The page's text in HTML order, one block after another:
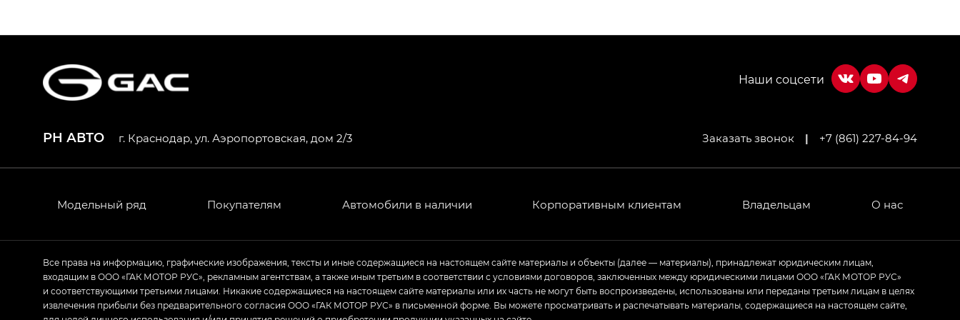
HYPTEC HT — Хайптек Эйч Ти (HYPTEC HT) в комплектации Экс ПРЕМИУМ — EX PREMIUM
GL
GS4 — Джи Эс 4 (GS4) в комплектациях Джи Би Передний привод — GB 2WD, Джи Би Полный привод — GB AWD, Джи Эль Полный привод —
Empow — Эмпау (Empow) в комплектации Джи Эс — GS, Джи Эль с элементы экстерьера в спортивном стиле — GL(S-Style)
РН АВТО г. Краснодар, ул. Аэропортовская, дом 2/3 Заказать звонок | +7 (861) 227-84-94
Модельный ряд Покупателям Автомобили в наличии Корпоративным клиентам Владельцам О нас
Все права на информацию, графические изображения, тексты и иные содержащиеся на настоящем сайте материалы и объекты (далее — материалы), принадлежат юридическим лицам,
входящим в ООО «ГАК МОТОР РУС», рекламным агентствам, а также иным третьим в соответствии с условиями договоров, заключенных между юридическими лицами ООО «ГАК МОТОР РУС»
и соответствующими третьими лицами. Никакие содержащиеся на настоящем сайте материалы или их часть не могут быть воспроизведены, использованы или переданы третьим лицам в целях
извлечения прибыли без предварительного согласия ООО «ГАК МОТОР РУС» в письменной форме. Вы можете просматривать и распечатывать материалы, содержащиеся на настоящем сайте,